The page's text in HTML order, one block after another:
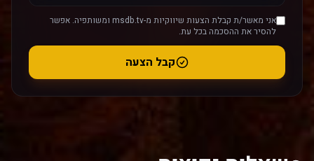
אני מאשר/ת קבלת הצעות שיווקיות מ-msdb.tv ומשותפיה. אפשר
להסיר את ההסכמה בכל עת.
קבל הצעה